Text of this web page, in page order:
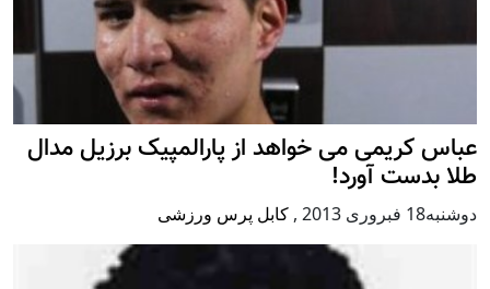
عباس کریمی می خواهد از پارالمپیک برزیل مدال
طلا بدست آورد!
دوشنبه18 فبروری 2013 , کابل پرس ورزشی